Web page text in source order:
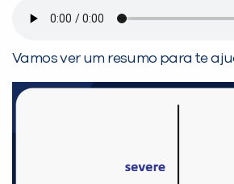
Vamos ver um resumo para te